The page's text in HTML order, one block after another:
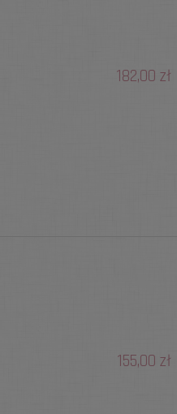
182,00 zł
155,00 zł